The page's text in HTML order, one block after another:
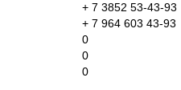
+ 7 3852 53-43-93
+ 7 964 603 43-93
0
0
0